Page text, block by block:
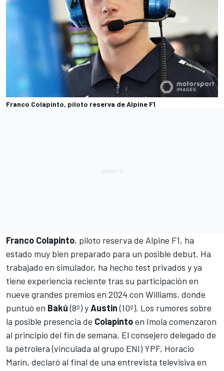
Franco Colapinto, piloto reserva de Alpine F1
Franco Colapinto, piloto reserva de Alpine F1, ha
estado muy bien preparado para un posible debut. Ha
trabajado en simulador, ha hecho test privados y ya
tiene experiencia reciente tras su participación en
nueve grandes premios en 2024 con Williams, donde
puntuó en Bakú(8º) yAustin(10º). Los rumores sobre
la posible presencia de Colapintoen Imola comenzaron
al principio del fin de semana. El consejero delegado de
la petrolera (vinculada al grupo ENI) YPF, Horacio
Marín, declaró al final de una entrevista televisiva en